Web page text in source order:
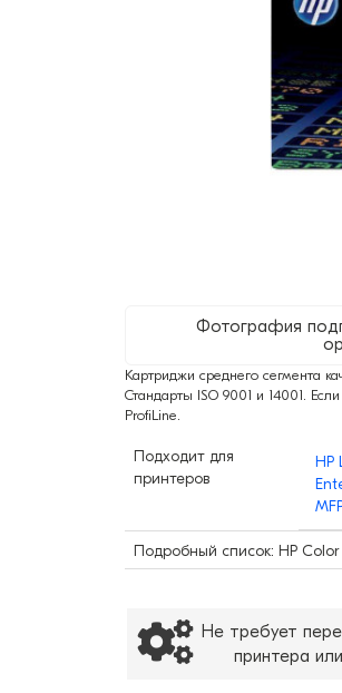
Фотография
Картриджи среднего сегмента
Стандарты ISO 9001 и 14001.
ProfiLine.
Подходит для
принтеров
HP
Подробный список: HP
Не требует
принтера